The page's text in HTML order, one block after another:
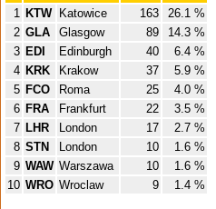
1 KTW Katowice 163
26.1 %
2 GLA Glasgow 89
14.3 %
3 EDI Edinburgh 40
6.4 %
4 KRK Krakow 37
5.9 %
5 FCO Roma 25
4.0 %
6 FRA Frankfurt 22
3.5 %
7 LHR London 17
2.7 %
8 STN London 10
1.6 %
9 WAW Warszawa 10
1.6 %
10 WRO Wroclaw 9 1.4 %